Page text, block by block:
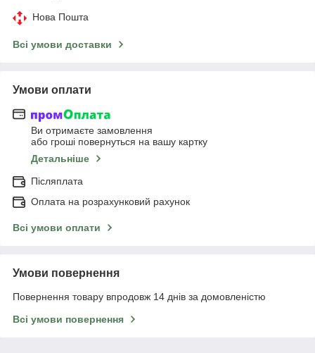
Нова Пошта
Всі умови доставки
Умови оплати
Ви отримаєте замовлення
або гроші повернуться на вашу картку
Детальніше
Післяплата
Оплата на розрахунковий рахунок
Всі умови оплати
Умови повернення
Повернення товару впродовж 14 днів за домовленістю
Всі умови повернення